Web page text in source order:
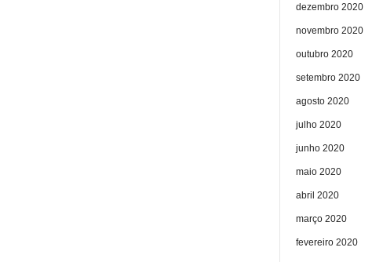
dezembro 2020
novembro 2020
outubro 2020
setembro 2020
agosto 2020
julho 2020
junho 2020
maio 2020
abril 2020
março 2020
fevereiro 2020